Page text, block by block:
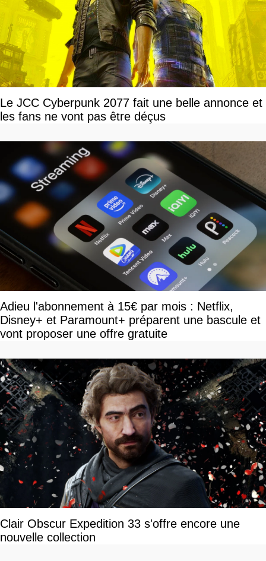
Le JCC Cyberpunk 2077 fait une belle annonce et
les fans ne vont pas être déçus
Adieu l'abonnement à 15€ par mois : Netflix,
Disney+ et Paramount+ préparent une bascule et
vont proposer une offre gratuite
Clair Obscur Expedition 33 s'offre encore une
nouvelle collection